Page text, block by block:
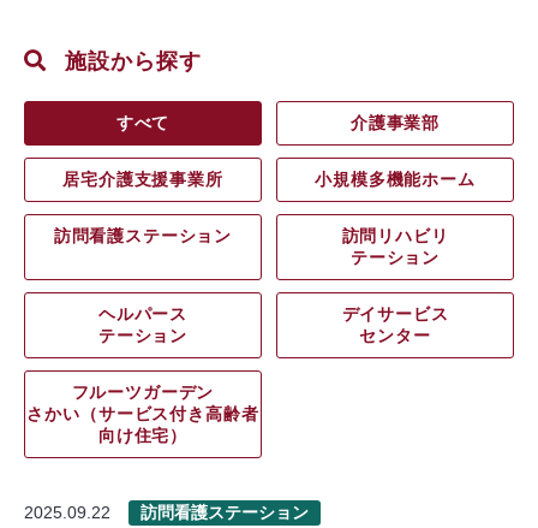
施設から探す
すべて 介護事業部
居宅介護支援事業所 小規模多機能ホーム
訪問看護ステーション
訪問リハビリ
テーション
ヘルパース
テーション
デイサービス
センター
フルーツガーデン
さかい（サービス付き高齢者
向け住宅）
2025.09.22 訪問看護ステーション